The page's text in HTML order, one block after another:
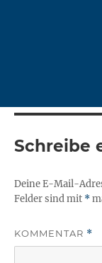
Schreibe
Deine E-Mail-
Felder sind mit *
KOMMENTAR *